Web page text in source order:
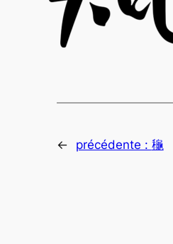
← précédente : 龝